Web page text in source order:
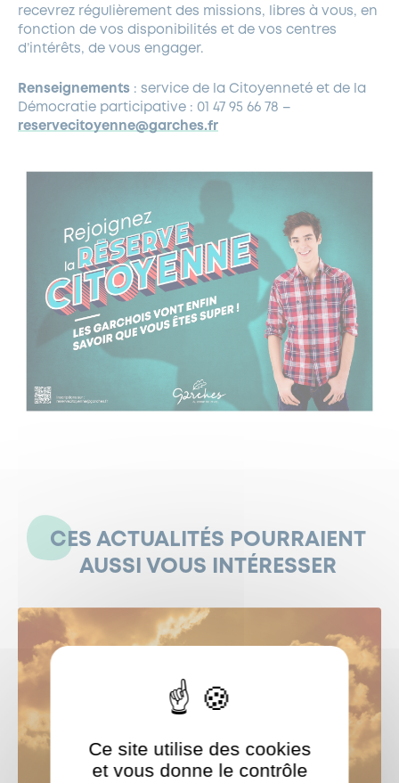
recevrez régulièrement des missions, libres à vous, en
fonction de vos disponibilités et de vos centres
d’intérêts, de vous engager.
Renseignements : service de la Citoyenneté et de la
Démocratie participative : 01 47 95 66 78 –
reservecitoyenne@garches.fr
CES ACTUALITÉS POURRAIENT
AUSSI VOUS INTÉRESSER
Ce site utilise des cookies
et vous donne le contrôle